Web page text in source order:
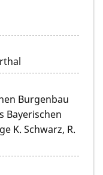
Burgenbau
Bayerischen
K. Schwarz, R.